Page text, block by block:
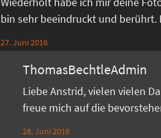
bin sehr beeindruckt und berührt.
27. Juni 2016
ThomasBechtleAdmin
Liebe Anstrid, vielen vielen
freue mich auf die
28. Juni 2016